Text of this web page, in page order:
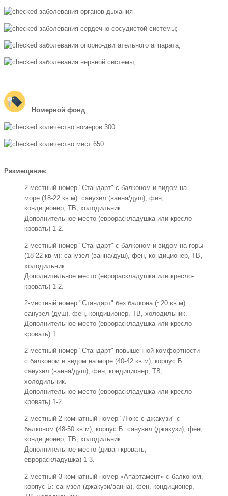
заболевания органов дыхания
заболевания сердечно-сосудистой системы;
заболевания опорно-двигательного аппарата;
заболевания нервной системы;
Номерной фонд
количество номеров 300
количество мест 650
Размещение:
2-местный номер "Стандарт" с балконом и видом на
море (18-22 кв м): санузел (ванна/душ), фен,
кондиционер, ТВ, холодильник.
Дополнительное место (еврораскладушка или кресло-
кровать) 1-2.
2-местный номер "Стандарт" с балконом и видом на горы
(18-22 кв м): санузел (ванна/душ), фен, кондиционер, ТВ,
холодильник.
Дополнительное место (еврораскладушка или кресло-
кровать) 1-2.
2-местный номер "Стандарт" без балкона (~20 кв м):
санузел (душ), фен, кондиционер, ТВ, холодильник.
Дополнительное место (еврораскладушка или кресло-
кровать) 1.
2-местный номер "Стандарт" повышенной комфортности
с балконом и видом на море (40-42 кв м), корпус Б:
санузел (ванна/душ), фен, кондиционер, ТВ,
холодильник.
Дополнительное место (еврораскладушка или кресло-
кровать) 1-2.
2-местный 2-комнатный номер "Люкс с джакузи" с
балконом (48-50 кв м), корпус Б: санузел (джакузи), фен,
кондиционер, ТВ, холодильник.
Дополнительное место (диван-кровать,
еврораскладушка) 1-3.
2-местный 3-комнатный номер «Апартамент» с балконом,
корпус Б: санузел (джакузи/ванна), фен, кондиционер,